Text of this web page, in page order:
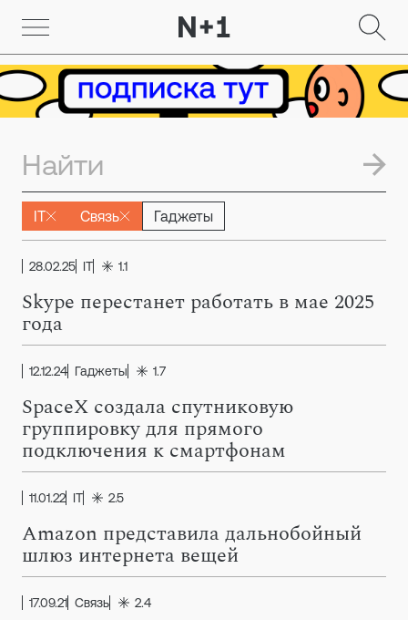
IT Связь Гаджеты
28.02.25 IT 1.1
Skype перестанет работать в мае 2025
года
12.12.24 Гаджеты 1.7
SpaceX создала спутниковую
группировку для прямого
подключения к смартфонам
11.01.22 IT 2.5
Amazon представила дальнобойный
шлюз интернета вещей
17.09.21 Связь 2.4